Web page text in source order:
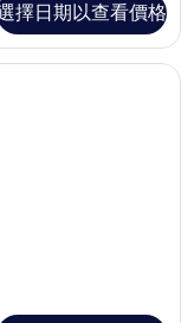
擇日期以查看價格
絨被、客房內保險箱、